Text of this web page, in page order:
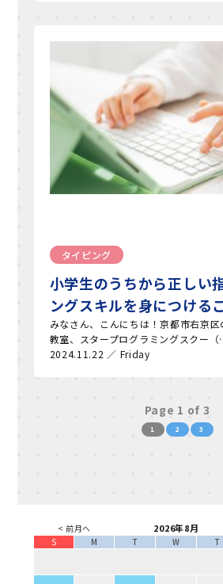
タイピング
小学生のうちから正しい
ングスキルを身につける
みなさん、こんにちは！京都市右京
教室、スタープログラミングスクー（
2024.11.22 ／ Friday
Page 1 of 3
1 2 3
< 前月へ 2026年8月
S M T W T